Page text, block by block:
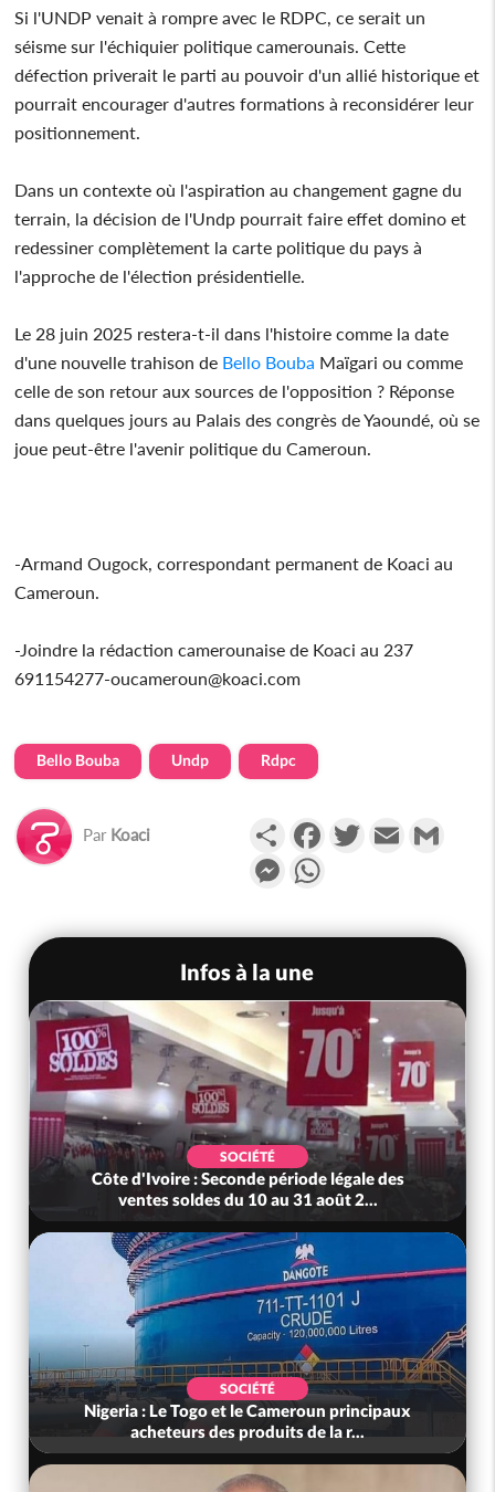
Si l'UNDP venait à rompre avec le RDPC, ce serait un
séisme sur l'échiquier politique camerounais. Cette
défection priverait le parti au pouvoir d'un allié historique et
pourrait encourager d'autres formations à reconsidérer leur
positionnement.
Dans un contexte où l'aspiration au changement gagne du
terrain, la décision de l'Undp pourrait faire effet domino et
redessiner complètement la carte politique du pays à
l'approche de l'élection présidentielle.
Le 28 juin 2025 restera-t-il dans l'histoire comme la date
d'une nouvelle trahison de Bello Bouba Maïgari ou comme
celle de son retour aux sources de l'opposition ? Réponse
dans quelques jours au Palais des congrès de Yaoundé, où se
joue peut-être l'avenir politique du Cameroun.
-Armand Ougock, correspondant permanent de Koaci au
Cameroun.
-Joindre la rédaction camerounaise de Koaci au 237
691154277-oucameroun@koaci.com
Bello Bouba Undp Rdpc
Par Koaci PartagerFacebookTwitterEmail
Messenger
Infos à la une
SOCIÉTÉ
Côte d'Ivoire : Seconde période légale des
ventes soldes du 10 au 31 août 2...
SOCIÉTÉ
Nigeria : Le Togo et le Cameroun principaux
acheteurs des produits de la r...